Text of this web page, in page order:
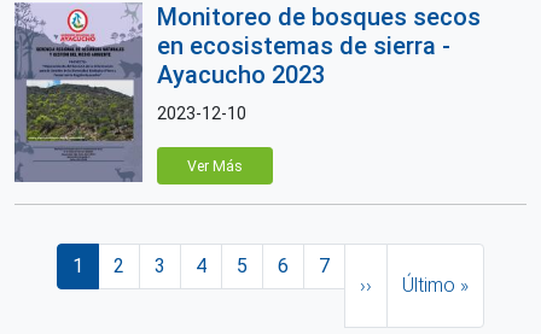
Monitoreo de bosques secos
en ecosistemas de sierra -
Ayacucho 2023
2023-12-10
Ver Más
Paginación
Página actual
1 Página
2 Página
3 Página
4 Página
5 Página
6 Página
7
››
Último »